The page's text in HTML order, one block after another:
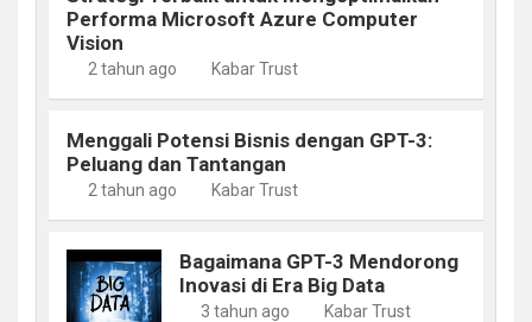
Performa Microsoft Azure Computer
Vision
2 tahun ago Kabar Trust
Menggali Potensi Bisnis dengan GPT-3:
Peluang dan Tantangan
2 tahun ago Kabar Trust
Bagaimana GPT-3 Mendorong
Inovasi di Era Big Data
3 tahun ago Kabar Trust